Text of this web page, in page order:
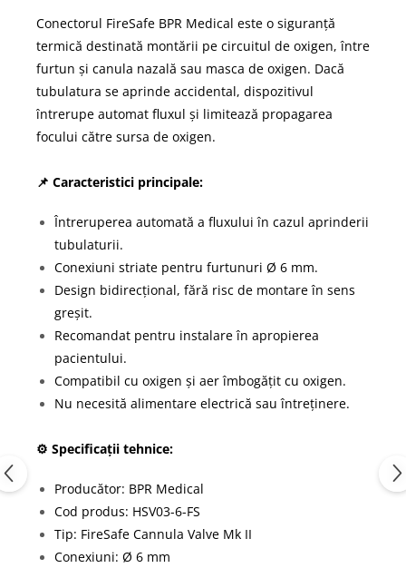
Conectorul FireSafe BPR Medical este o siguranță
termică destinată montării pe circuitul de oxigen, între
furtun și canula nazală sau masca de oxigen. Dacă
tubulatura se aprinde accidental, dispozitivul
întrerupe automat fluxul și limitează propagarea
focului către sursa de oxigen.
📌 Caracteristici principale:
Întreruperea automată a fluxului în cazul aprinderii
tubulaturii.
Conexiuni striate pentru furtunuri Ø 6 mm.
Design bidirecțional, fără risc de montare în sens
greșit.
Recomandat pentru instalare în apropierea
pacientului.
Compatibil cu oxigen și aer îmbogățit cu oxigen.
Nu necesită alimentare electrică sau întreținere.
⚙️ Specificații tehnice:
Producător: BPR Medical
Cod produs: HSV03-6-FS
Tip: FireSafe Cannula Valve Mk II
Conexiuni: Ø 6 mm